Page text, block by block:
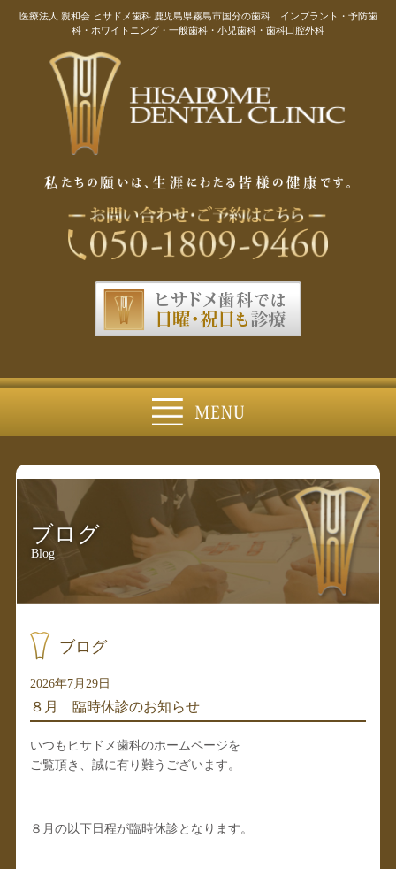
医療法人 親和会 ヒサドメ歯科 鹿児島県霧島市国分の歯科 インプラント・予防歯
科・ホワイトニング・一般歯科・小児歯科・歯科口腔外科
ブログ
Blog
ブログ
2026年7月29日
８月 臨時休診のお知らせ
いつもヒサドメ歯科のホームページを
ご覧頂き、誠に有り難うございます。
８月の以下日程が臨時休診となります。